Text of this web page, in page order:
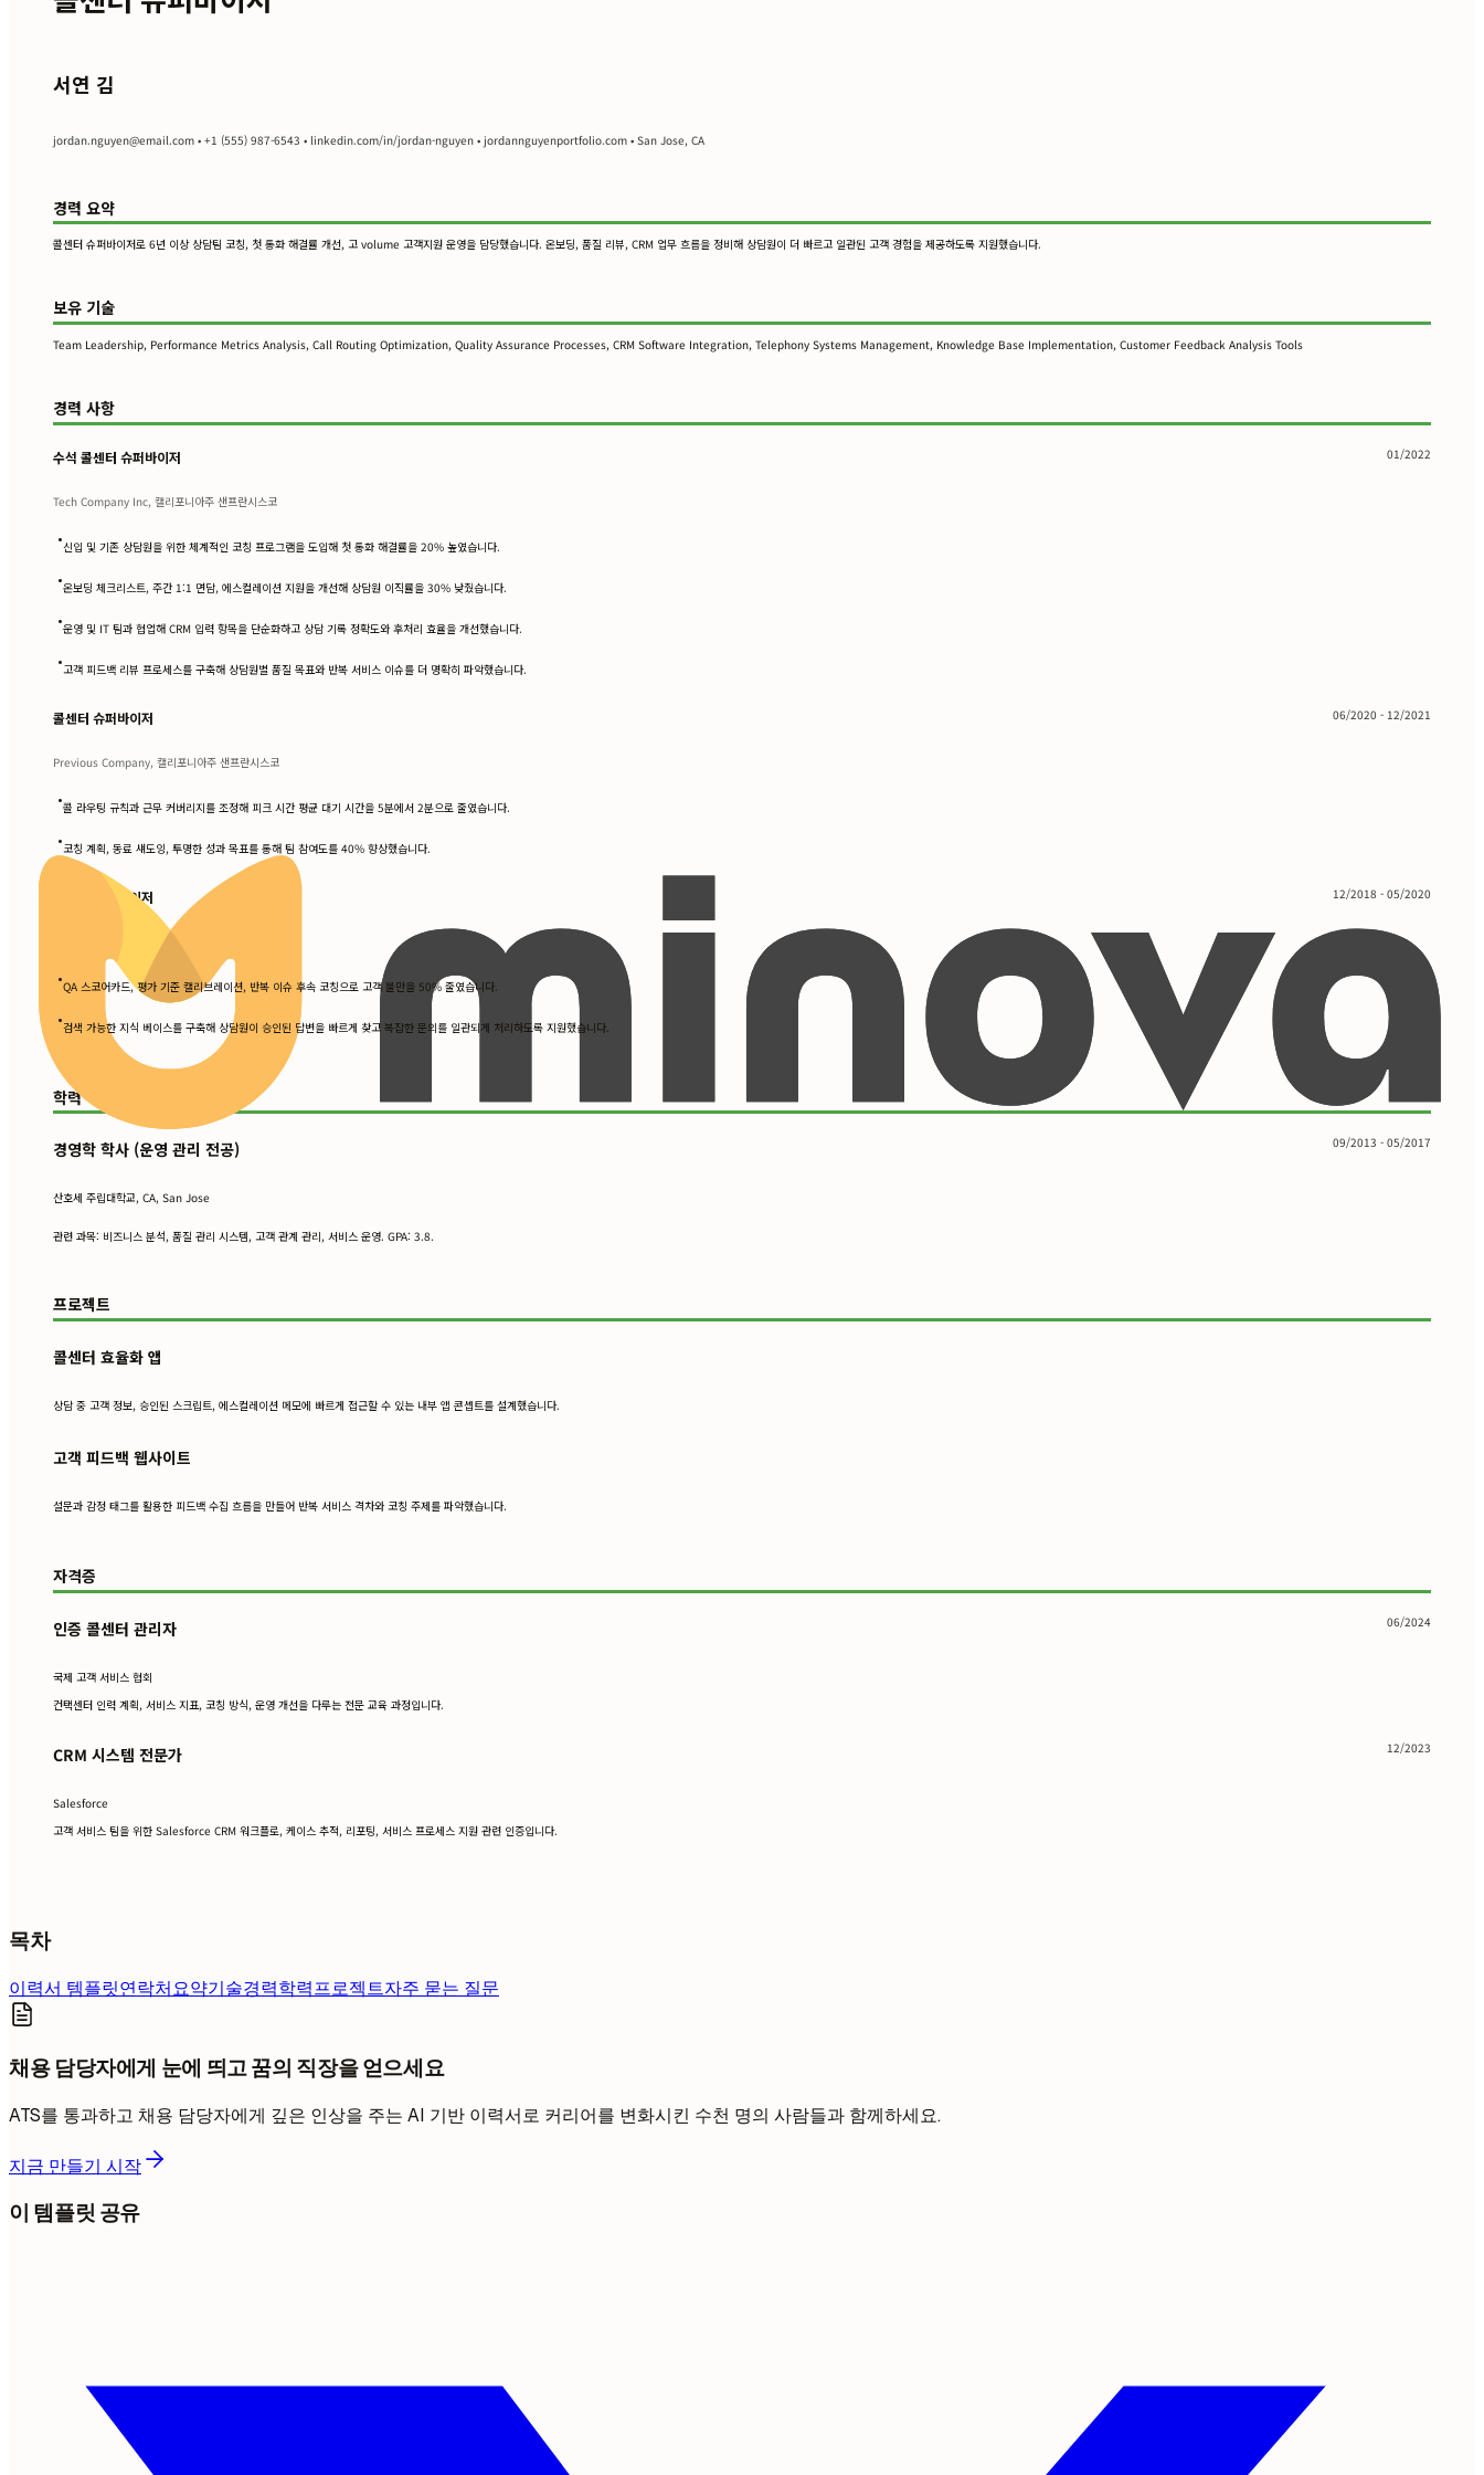
서연 김
jordan.nguyen@email.com • +1 (555) 987-6543 • linkedin.com/in/jordan-nguyen • jordannguyenportfolio.com • San Jose, CA
경력 요약
콜센터 슈퍼바이저로 6년 이상 상담팀 코칭, 첫 통화 해결률 개선, 고 volume 고객지원 운영을 담당했습니다. 온보딩, 품질 리뷰, CRM 업무 흐름을 정비해 상담원이 더 빠르고 일관된 고객 경험을 제공하도록 지원했습니다.
보유 기술
Team Leadership, Performance Metrics Analysis, Call Routing Optimization, Quality Assurance Processes, CRM Software Integration, Telephony Systems Management, Knowledge Base Implementation, Customer Feedback Analysis Tools
경력 사항
수석 콜센터 슈퍼바이저 01/2022
Tech Company Inc, 캘리포니아주 샌프란시스코
•신입 및 기존 상담원을 위한 체계적인 코칭 프로그램을 도입해 첫 통화 해결률을 20% 높였습니다.
•온보딩 체크리스트, 주간 1:1 면담, 에스컬레이션 지원을 개선해 상담원 이직률을 30% 낮췄습니다.
•운영 및 IT 팀과 협업해 CRM 입력 항목을 단순화하고 상담 기록 정확도와 후처리 효율을 개선했습니다.
•고객 피드백 리뷰 프로세스를 구축해 상담원별 품질 목표와 반복 서비스 이슈를 더 명확히 파악했습니다.
콜센터 슈퍼바이저 06/2020 - 12/2021
Previous Company, 캘리포니아주 샌프란시스코
•콜 라우팅 규칙과 근무 커버리지를 조정해 피크 시간 평균 대기 시간을 5분에서 2분으로 줄였습니다.
•코칭 계획, 동료 섀도잉, 투명한 성과 목표를 통해 팀 참여도를 40% 향상했습니다.
콜센터 슈퍼바이저 12/2018 - 05/2020
Old Company Inc, 캘리포니아주 샌프란시스코
•QA 스코어카드, 평가 기준 캘리브레이션, 반복 이슈 후속 코칭으로 고객 불만을 50% 줄였습니다.
•검색 가능한 지식 베이스를 구축해 상담원이 승인된 답변을 빠르게 찾고 복잡한 문의를 일관되게 처리하도록 지원했습니다.
학력
경영학 학사 (운영 관리 전공) 09/2013 - 05/2017
산호세 주립대학교, CA, San Jose
관련 과목: 비즈니스 분석, 품질 관리 시스템, 고객 관계 관리, 서비스 운영. GPA: 3.8.
프로젝트
콜센터 효율화 앱
상담 중 고객 정보, 승인된 스크립트, 에스컬레이션 메모에 빠르게 접근할 수 있는 내부 앱 콘셉트를 설계했습니다.
고객 피드백 웹사이트
설문과 감정 태그를 활용한 피드백 수집 흐름을 만들어 반복 서비스 격차와 코칭 주제를 파악했습니다.
자격증
인증 콜센터 관리자 06/2024
국제 고객 서비스 협회
컨택센터 인력 계획, 서비스 지표, 코칭 방식, 운영 개선을 다루는 전문 교육 과정입니다.
CRM 시스템 전문가 12/2023
Salesforce
고객 서비스 팀을 위한 Salesforce CRM 워크플로, 케이스 추적, 리포팅, 서비스 프로세스 지원 관련 인증입니다.
목차
이력서 템플릿연락처요약기술경력학력프로젝트자주 묻는 질문
채용 담당자에게 눈에 띄고 꿈의 직장을 얻으세요
ATS를 통과하고 채용 담당자에게 깊은 인상을 주는 AI 기반 이력서로 커리어를 변화시킨 수천 명의 사람들과 함께하세요.
지금 만들기 시작
이 템플릿 공유